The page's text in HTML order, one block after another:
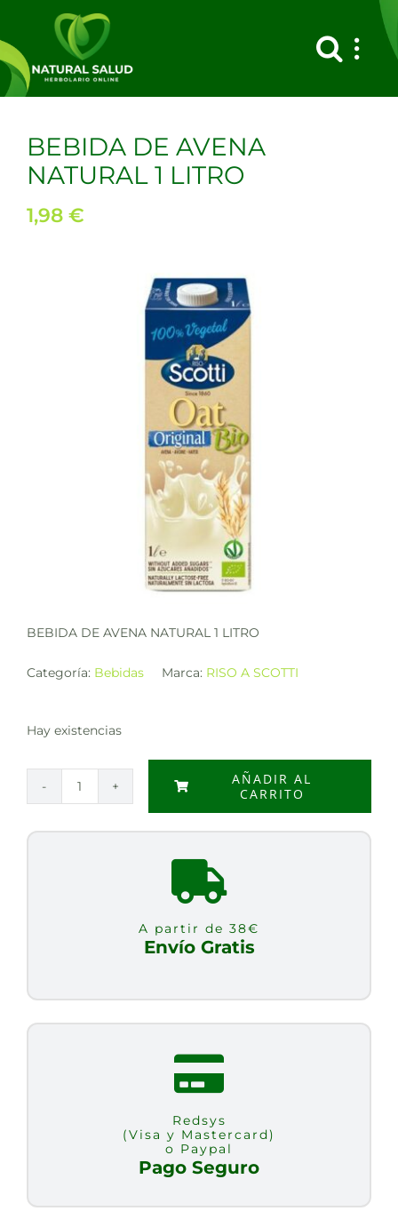
contenido
BEBIDA DE AVENA
NATURAL 1 LITRO
1,98 €
BEBIDA DE AVENA NATURAL 1 LITRO
Categoría: Bebidas Marca: RISO A SCOTTI
Hay existencias
BEBIDA
AÑADIR AL
CARRITO
A partir de 38€
Envío Gratis
Redsys
(Visa y Mastercard)
o Paypal
Pago Seguro